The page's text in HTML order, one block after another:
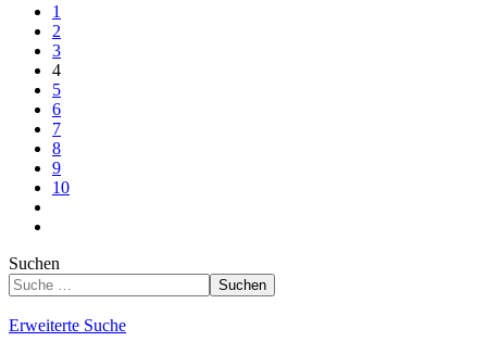
1
2
3
4
5
6
7
8
9
10
Suchen
Suchen
Erweiterte Suche